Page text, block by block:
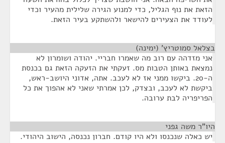
הזאת את נוף הגליל, כדי למנוע הגירה שלילית מהעיר וכדי
לעודד את הצעירים להישאר ולהשתקע בעיר הזאת.
בצלאל סמוטריץ' (ימינה)
אני מזדהה עם רוב מה שאמרו חבריי. יהודה ושומרון לא
נמצאת באותן הטבות מס. זעקתי את הזעקה הזאת גם בכנסת
ה-20. ביקשו ממני אז לא לעכב. אתה, אדוני היושב-ראש,
ביקשת לא לעכב, ובצדק, לכן אמרתי שאני לא אהפוך את כל
הפריפריה לבת ערובה.
היו"ר משה גפני
יש כאלה שנכנסו ולא היו קודם. חברון נכנסה, הישוב היהודי.